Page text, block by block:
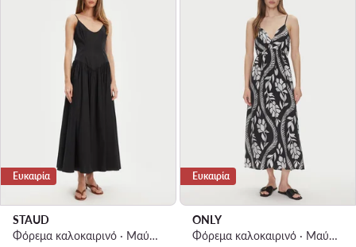
Ευκαιρία
STAUD
Φόρεμα καλοκαιρινό · Μαύρο · Maxi
Ευκαιρία
ONLY
Φόρεμα καλοκαιρινό · Μαύρο · Midi